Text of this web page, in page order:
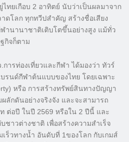
ทยเกือบ 2 อาทิตย์ นับว่าเป็นผลมาจาก
ดโลก ทุกทวีปสำคัญ สร้างชื่อเสียง
านานาชาติเติบโตขึ้นอย่างสูง แม้ทั่ว
กิจก็ตาม
.การท่องเที่ยวและกีฬา ได้มองว่า ทัวร์
รนด์กีฬาต้นแบบของไทย โดยเฉพาะ
หรือ การสร้างทรัพย์สินทางปัญญา
ลักดันอย่างจริงจัง และจะสามารถ
ต่อปี ในปี 2569 หรือใน 2 ปีนี้ และ
าวต่างชาติ เพื่อสร้างความสำเร็จ
ร็วทางน้ำ อันดับที่ 1ของโลก กับเกมส์